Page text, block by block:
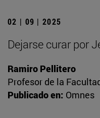
02 | 09 | 2025
Dejarse curar por
Ramiro Pellitero
Profesor de la
Publicado en: Omnes